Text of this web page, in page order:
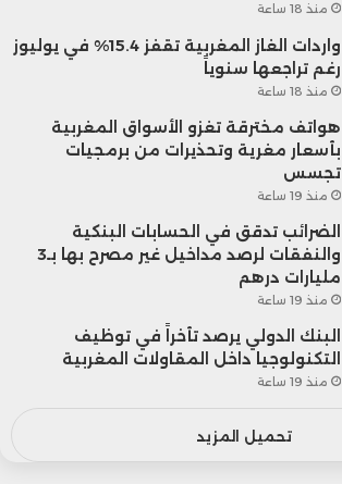
منذ 18 ساعة
واردات الغاز المغربية تقفز 15.4% في يوليوز
رغم تراجعها سنوياً
منذ 18 ساعة
هواتف مخترقة تغزو الأسواق المغربية
بأسعار مغرية وتحذيرات من برمجيات
تجسس
منذ 19 ساعة
الضرائب تدقق في الحسابات البنكية
والنفقات لرصد مداخيل غير مصرح بها بـ3
مليارات درهم
منذ 19 ساعة
البنك الدولي يرصد تأخراً في توظيف
التكنولوجيا داخل المقاولات المغربية
منذ 19 ساعة
تحميل المزيد